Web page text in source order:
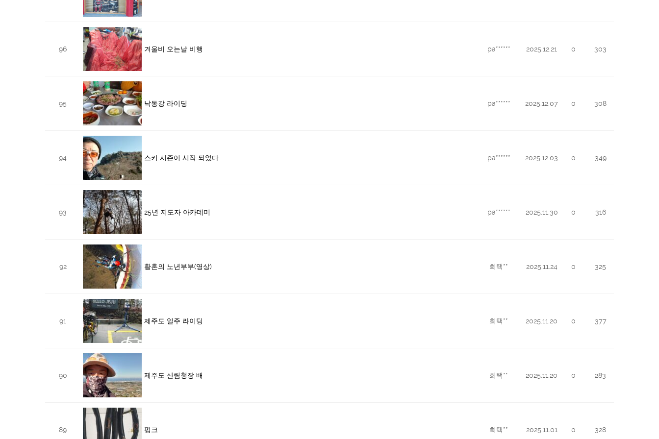
96 겨울비 오는날 비행 pa****** 2025.12.21 0 303
95 낙동강 라이딩 pa****** 2025.12.07 0 308
94 스키 시즌이 시작 되었다 pa****** 2025.12.03 0 349
93 25년 지도자 아카데미 pa****** 2025.11.30 0 316
92 황혼의 노년부부(영상) 희택** 2025.11.24 0 325
91 제주도 일주 라이딩 희택** 2025.11.20 0 377
90 제주도 산림청장 배 희택** 2025.11.20 0 283
89 펑크 희택** 2025.11.01 0 328